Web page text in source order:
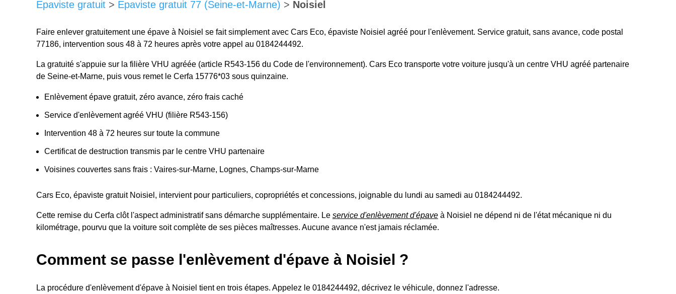
Epaviste gratuit > Epaviste gratuit 77 (Seine-et-Marne) > Noisiel
Faire enlever gratuitement une épave à Noisiel se fait simplement avec Cars Eco, épaviste Noisiel agréé pour l'enlèvement. Service gratuit, sans avance, code postal
77186, intervention sous 48 à 72 heures après votre appel au 0184244492.
La gratuité s'appuie sur la filière VHU agréée (article R543-156 du Code de l'environnement). Cars Eco transporte votre voiture jusqu'à un centre VHU agréé partenaire
de Seine-et-Marne, puis vous remet le Cerfa 15776*03 sous quinzaine.
Enlèvement épave gratuit, zéro avance, zéro frais caché
Service d'enlèvement agréé VHU (filière R543-156)
Intervention 48 à 72 heures sur toute la commune
Certificat de destruction transmis par le centre VHU partenaire
Voisines couvertes sans frais : Vaires-sur-Marne, Lognes, Champs-sur-Marne
Cars Eco, épaviste gratuit Noisiel, intervient pour particuliers, copropriétés et concessions, joignable du lundi au samedi au 0184244492.
Cette remise du Cerfa clôt l'aspect administratif sans démarche supplémentaire. Le service d'enlèvement d'épave à Noisiel ne dépend ni de l'état mécanique ni du
kilométrage, pourvu que la voiture soit complète de ses pièces maîtresses. Aucune avance n'est jamais réclamée.
Comment se passe l'enlèvement d'épave à Noisiel ?
La procédure d'enlèvement d'épave à Noisiel tient en trois étapes. Appelez le 0184244492, décrivez le véhicule, donnez l'adresse.